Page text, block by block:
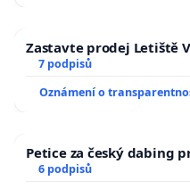
Zastavte prodej Letiště
7 podpisů
Oznámení o
Petice za český dabing
6 podpisů